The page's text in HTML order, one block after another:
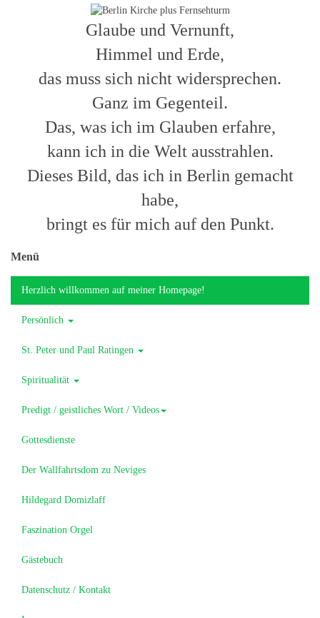
Glaube und Vernunft,
Himmel und Erde,
das muss sich nicht widersprechen.
Ganz im Gegenteil.
Das, was ich im Glauben erfahre,
kann ich in die Welt ausstrahlen.
Dieses Bild, das ich in Berlin gemacht
habe,
bringt es für mich auf den Punkt.
Menü
Herzlich willkommen auf meiner Homepage!
Persönlich
St. Peter und Paul Ratingen
Spiritualität
Predigt / geistliches Wort / Videos
Gottesdienste
Der Wallfahrtsdom zu Neviges
Hildegard Domizlaff
Faszination Orgel
Gästebuch
Datenschutz / Kontakt